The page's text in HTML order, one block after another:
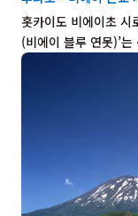
홋카이도 비에이초 시
(비에이 블루 연못)’